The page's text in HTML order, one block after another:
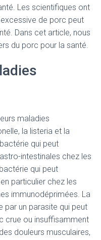
Les scientifiques ont
de porc peut
Dans cet article, nous
du porc pour la santé.
maladies
la listeria et la
qui peut
intestinales chez les
qui peut
particulier chez les
immunodéprimées. La
par un parasite qui peut
crue ou insuffisamment
douleurs musculaires,